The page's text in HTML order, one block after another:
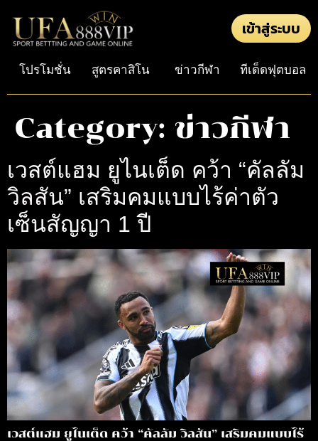
เข้าสู่ระบบ
โปรโมชั่น สูตรคาสิโน ข่าวกีฬา ทีเด็ดฟุตบอล
Category: ข่าวกีฬา
เวสต์แฮม ยูไนเต็ด คว้า “คัลลัม
วิลสัน” เสริมคมแบบไร้ค่าตัว
เซ็นสัญญา 1 ปี
เวสต์แฮม ยูไนเต็ด คว้า “คัลลัม วิลสัน” เสริมคมแบบไร้